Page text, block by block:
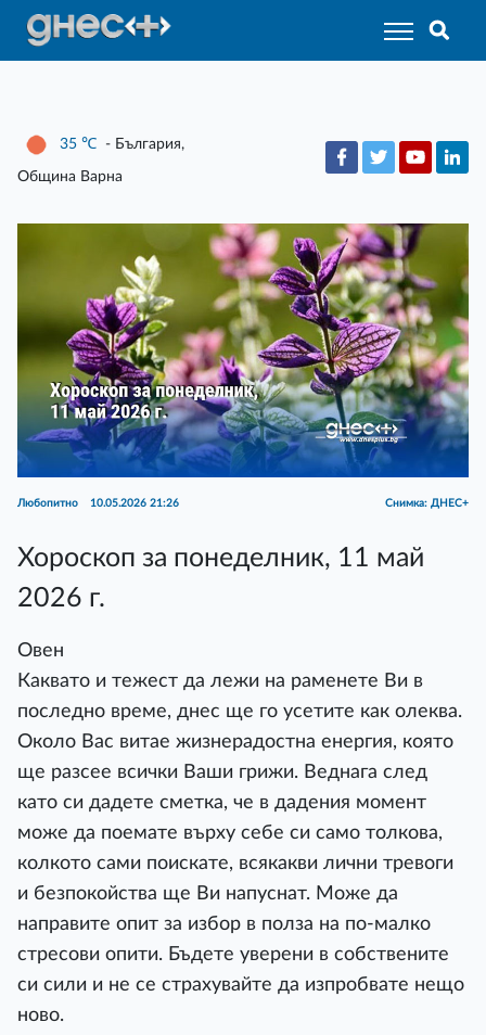
35 ℃ - България,
Община Варна
Любопитно 10.05.2026 21:26 Снимка: ДНЕС+
Хороскоп за понеделник, 11 май
2026 г.
Овен
Каквато и тежест да лежи на раменете Ви в
последно време, днес ще го усетите как олеква.
Около Вас витае жизнерадостна енергия, която
ще разсее всички Ваши грижи. Веднага след
като си дадете сметка, че в дадения момент
може да поемате върху себе си само толкова,
колкото сами поискате, всякакви лични тревоги
и безпокойства ще Ви напуснат. Може да
направите опит за избор в полза на по-малко
стресови опити. Бъдете уверени в собствените
си сили и не се страхувайте да изпробвате нещо
ново.